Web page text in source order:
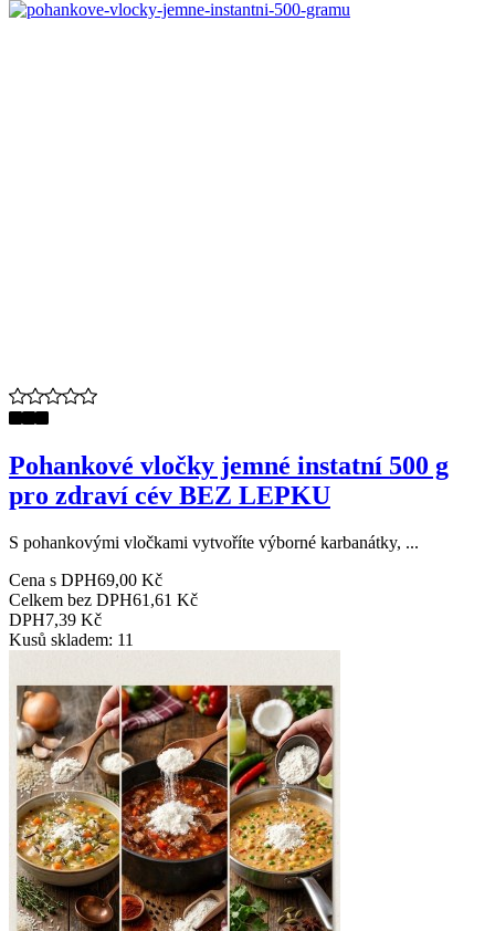
Pohankové vločky jemné instatní 500 g
pro zdraví cév BEZ LEPKU
S pohankovými vločkami vytvoříte výborné karbanátky, ...
Cena s DPH69,00 Kč
Celkem bez DPH61,61 Kč
DPH7,39 Kč
Kusů skladem: 11